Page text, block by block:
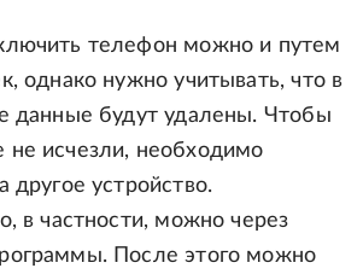
телефон можно и путем
однако нужно учитывать, что в
данные будут удалены. Чтобы
исчезли, необходимо
другое устройство.
в частности, можно через
После этого можно